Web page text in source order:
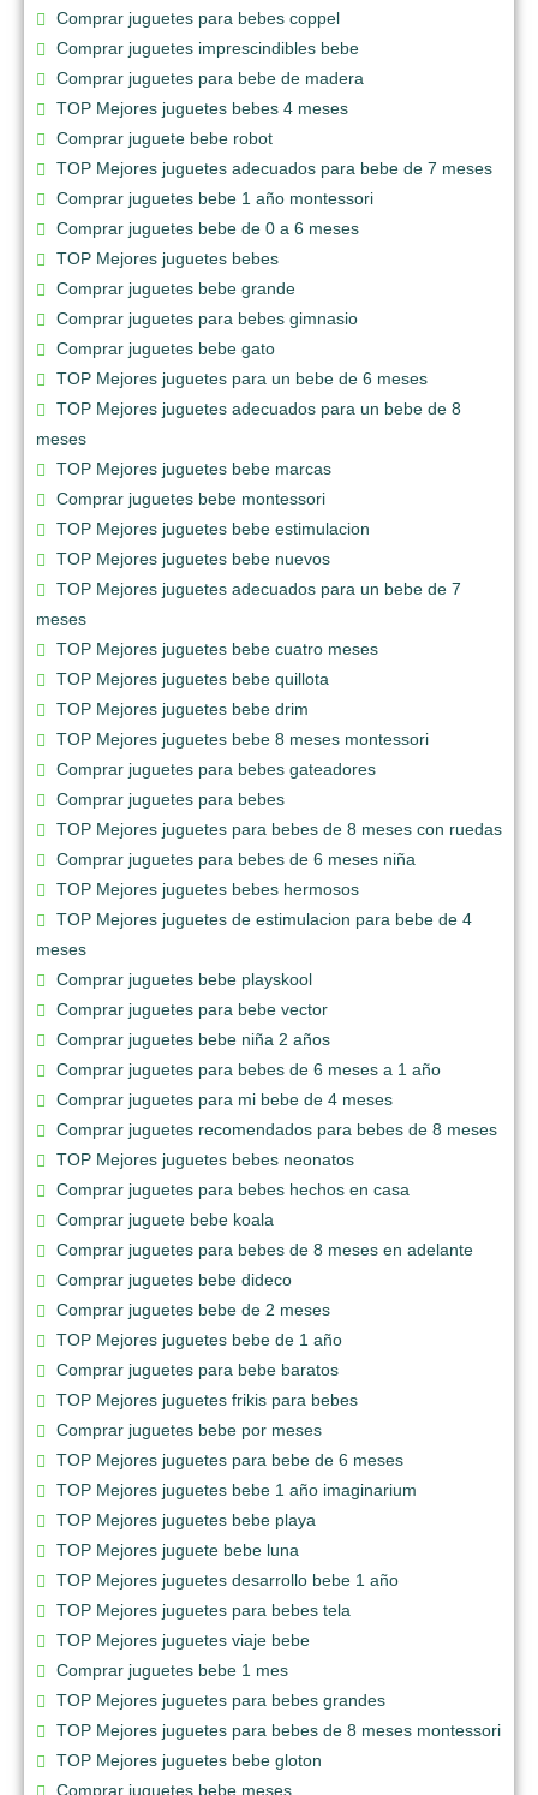
Comprar juguetes para bebes coppel
Comprar juguetes imprescindibles bebe
Comprar juguetes para bebe de madera
TOP Mejores juguetes bebes 4 meses
Comprar juguete bebe robot
TOP Mejores juguetes adecuados para bebe de 7 meses
Comprar juguetes bebe 1 año montessori
Comprar juguetes bebe de 0 a 6 meses
TOP Mejores juguetes bebes
Comprar juguetes bebe grande
Comprar juguetes para bebes gimnasio
Comprar juguetes bebe gato
TOP Mejores juguetes para un bebe de 6 meses
TOP Mejores juguetes adecuados para un bebe de 8
meses
TOP Mejores juguetes bebe marcas
Comprar juguetes bebe montessori
TOP Mejores juguetes bebe estimulacion
TOP Mejores juguetes bebe nuevos
TOP Mejores juguetes adecuados para un bebe de 7
meses
TOP Mejores juguetes bebe cuatro meses
TOP Mejores juguetes bebe quillota
TOP Mejores juguetes bebe drim
TOP Mejores juguetes bebe 8 meses montessori
Comprar juguetes para bebes gateadores
Comprar juguetes para bebes
TOP Mejores juguetes para bebes de 8 meses con ruedas
Comprar juguetes para bebes de 6 meses niña
TOP Mejores juguetes bebes hermosos
TOP Mejores juguetes de estimulacion para bebe de 4
meses
Comprar juguetes bebe playskool
Comprar juguetes para bebe vector
Comprar juguetes bebe niña 2 años
Comprar juguetes para bebes de 6 meses a 1 año
Comprar juguetes para mi bebe de 4 meses
Comprar juguetes recomendados para bebes de 8 meses
TOP Mejores juguetes bebes neonatos
Comprar juguetes para bebes hechos en casa
Comprar juguete bebe koala
Comprar juguetes para bebes de 8 meses en adelante
Comprar juguetes bebe dideco
Comprar juguetes bebe de 2 meses
TOP Mejores juguetes bebe de 1 año
Comprar juguetes para bebe baratos
TOP Mejores juguetes frikis para bebes
Comprar juguetes bebe por meses
TOP Mejores juguetes para bebe de 6 meses
TOP Mejores juguetes bebe 1 año imaginarium
TOP Mejores juguetes bebe playa
TOP Mejores juguete bebe luna
TOP Mejores juguetes desarrollo bebe 1 año
TOP Mejores juguetes para bebes tela
TOP Mejores juguetes viaje bebe
Comprar juguetes bebe 1 mes
TOP Mejores juguetes para bebes grandes
TOP Mejores juguetes para bebes de 8 meses montessori
TOP Mejores juguetes bebe gloton
Comprar juguetes bebe meses